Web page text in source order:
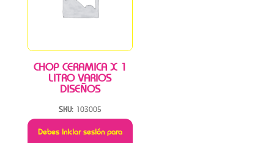
CHOP CERAMICA X 1
LITRO VARIOS
DISEÑOS
SKU: 103005
Debes iniciar sesión para